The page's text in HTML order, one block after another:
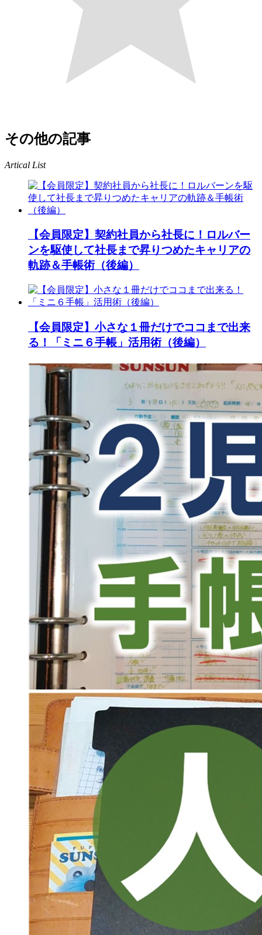
その他の記事
Artical List
【会員限定】契約社員から社長に！ロルバー
ンを駆使して社長まで昇りつめたキャリアの
軌跡＆手帳術（後編）
【会員限定】小さな１冊だけでココまで出来
る！「ミニ６手帳」活用術（後編）